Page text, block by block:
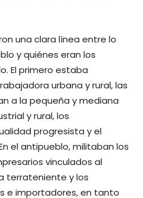
una clara línea entre lo
y quiénes eran los
El primero estaba
urbana y rural, las
a la pequeña y mediana
y rural, los
progresista y el
el antipueblo, militaban los
vinculados al
terrateniente y los
e importadores, en tanto